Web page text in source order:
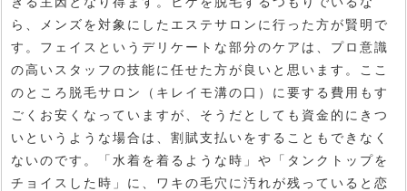
ら、メンズを対象にしたエステサロンに行った方が賢明で
す。フェイスというデリケートな部分のケアは、プロ意識
の高いスタッフの技能に任せた方が良いと思います。ここ
のところ脱毛サロン（キレイモ溝の口）に要する費用もす
ごくお安くなっていますが、そうだとしても資金的にきつ
いというような場合は、割賦支払いをすることもできなく
ないのです。「水着を着るような時」や「タンクトップを
チョイスした時」に、ワキの毛穴に汚れが残っていると恋